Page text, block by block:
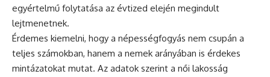
egyértelmű folytatása az évtized elején megindult
lejtmenetnek.
Érdemes kiemelni, hogy a népességfogyás nem csupán a
teljes számokban, hanem a nemek arányában is érdekes
mintázatokat mutat. Az adatok szerint a női lakosság